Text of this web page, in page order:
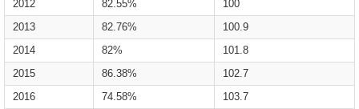
2012
82.55%
100
2013
82.76%
100.9
2014
82%
101.8
2015
86.38%
102.7
2016
74.58%
103.7